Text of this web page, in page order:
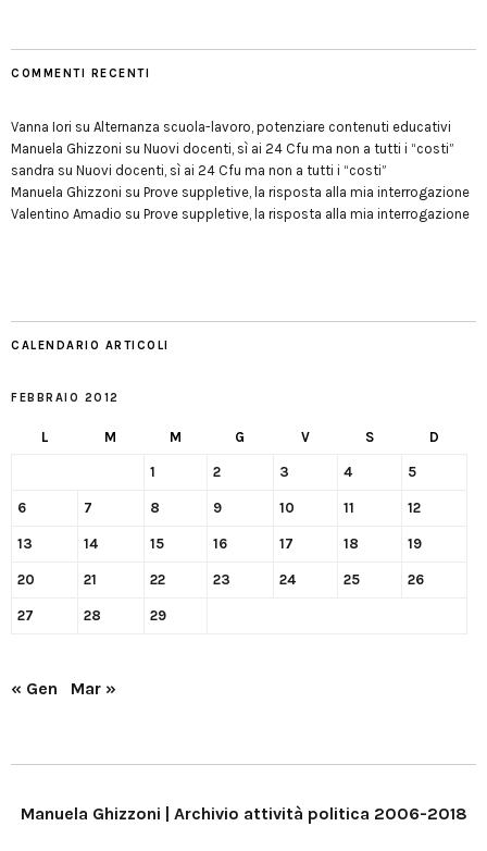
COMMENTI RECENTI
Vanna Iori su Alternanza scuola-lavoro, potenziare contenuti educativi
Manuela Ghizzoni su Nuovi docenti, sì ai 24 Cfu ma non a tutti i “costi”
sandra su Nuovi docenti, sì ai 24 Cfu ma non a tutti i “costi”
Manuela Ghizzoni su Prove suppletive, la risposta alla mia interrogazione
Valentino Amadio su Prove suppletive, la risposta alla mia interrogazione
CALENDARIO ARTICOLI
FEBBRAIO 2012
L M M G V S D
1 2 3 4 5
6 7 8 9 10 11 12
13 14 15 16 17 18 19
20 21 22 23 24 25 26
27 28 29
« Gen Mar »
Manuela Ghizzoni | Archivio attività politica 2006-2018